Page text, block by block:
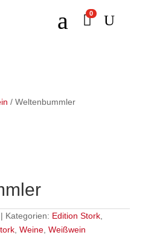
a 0 U
/ Weltenbummler
Kategorien: Edition Stork,
, Weine, Weißwein